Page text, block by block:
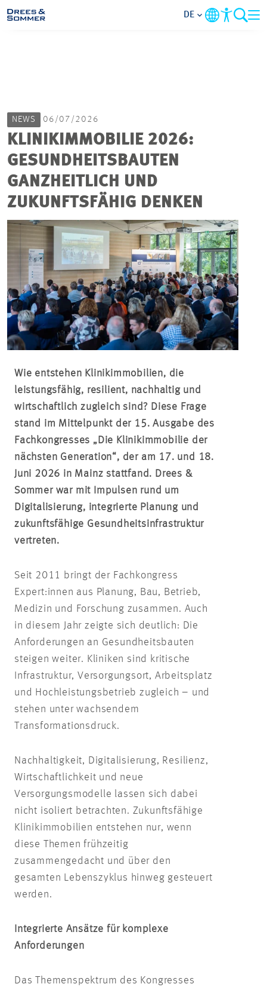
IM FOKUS
KARRIERE
PROJEKTE
KONTAKT
DE
NEWS 06/07/2026
KLINIKIMMOBILIE 2026:
GESUNDHEITSBAUTEN
GANZHEITLICH UND
ZUKUNFTSFÄHIG DENKEN
Wie entstehen Klinikimmobilien, die
leistungsfähig, resilient, nachhaltig und
wirtschaftlich zugleich sind? Diese Frage
stand im Mittelpunkt der 15. Ausgabe des
Fachkongresses „Die Klinikimmobilie der
nächsten Generation“, der am 17. und 18.
Juni 2026 in Mainz stattfand. Drees &
Sommer war mit Impulsen rund um
Digitalisierung, integrierte Planung und
zukunftsfähige Gesundheitsinfrastruktur
vertreten.
Seit 2011 bringt der Fachkongress
Expert:innen aus Planung, Bau, Betrieb,
Medizin und Forschung zusammen. Auch
in diesem Jahr zeigte sich deutlich: Die
Anforderungen an Gesundheitsbauten
steigen weiter. Kliniken sind kritische
Infrastruktur, Versorgungsort, Arbeitsplatz
und Hochleistungsbetrieb zugleich – und
stehen unter wachsendem
Transformationsdruck.
Nachhaltigkeit, Digitalisierung, Resilienz,
Wirtschaftlichkeit und neue
Versorgungsmodelle lassen sich dabei
nicht isoliert betrachten. Zukunftsfähige
Klinikimmobilien entstehen nur, wenn
diese Themen frühzeitig
zusammengedacht und über den
gesamten Lebenszyklus hinweg gesteuert
werden.
Integrierte Ansätze für komplexe
Anforderungen
Das Themenspektrum des Kongresses